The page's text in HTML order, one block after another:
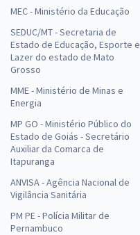
CLDF - Câmara Legislativa do
Ambiente
ou 12x
CLDF - Câmara Legislativa do
Cargo Consultor
MEC - Ministério da Educação
SEDUC/MT - Secretaria de
Estado de Educação, Esporte e
Lazer do estado de Mato
Grosso
MME - Ministério de Minas e
Energia
MP GO - Ministério Público do
Estado de Goiás - Secretário
Auxiliar da Comarca de
Itapuranga
ANVISA - Agência Nacional de
Vigilância Sanitária
PM PE - Polícia Militar de
Pernambuco